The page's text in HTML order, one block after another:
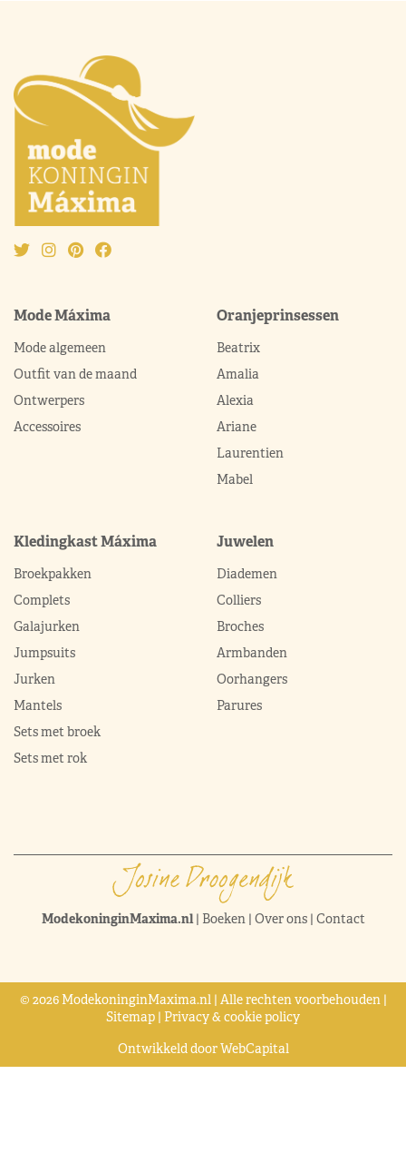
Mode Máxima
Mode algemeen
Outfit van de maand
Ontwerpers
Accessoires
Oranjeprinsessen
Beatrix
Amalia
Alexia
Ariane
Laurentien
Mabel
Kledingkast Máxima
Broekpakken
Complets
Galajurken
Jumpsuits
Jurken
Mantels
Sets met broek
Sets met rok
Juwelen
Diademen
Colliers
Broches
Armbanden
Oorhangers
Parures
ModekoninginMaxima.nl| Boeken | Over ons| Contact
© 2026 ModekoninginMaxima.nl | Alle rechten voorbehouden |
Sitemap | Privacy & cookie policy
Ontwikkeld doorWebCapital